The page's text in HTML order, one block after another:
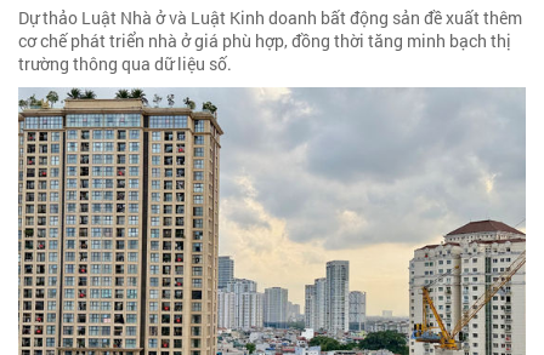
Dự thảo Luật Nhà ở và Luật Kinh doanh bất động sản đề xuất thêm
cơ chế phát triển nhà ở giá phù hợp, đồng thời tăng minh bạch thị
trường thông qua dữ liệu số.